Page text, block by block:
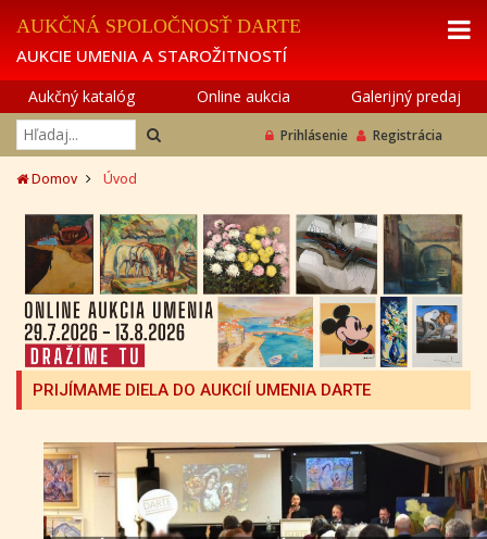
AUKČNÁ SPOLOČNOSŤ DARTE
AUKCIE UMENIA A STAROŽITNOSTÍ
Aukčný katalóg Online aukcia Galerijný predaj
Prihlásenie Registrácia
Domov Úvod
PRIJÍMAME DIELA DO AUKCIÍ UMENIA DARTE